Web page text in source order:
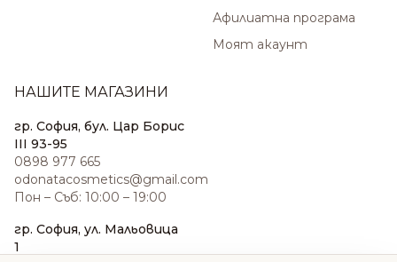
Афилиатна програма
Моят акаунт
НАШИТЕ МАГАЗИНИ
гр. София, бул. Цар Борис
III 93-95
0898 977 665
odonatacosmetics@gmail.com
Пон – Съб: 10:00 – 19:00
гр. София, ул. Мальовица
1